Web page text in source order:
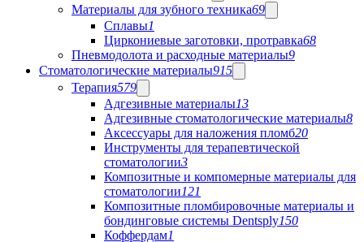
Материалы для зубного техника69
Сплавы1
Циркониевые заготовки, протравка68
Пневмодолота и расходные материалы9
Стоматологические материалы915
Терапия579
Адгезивные материалы13
Адгезивные стоматологические материалы8
Аксессуары для наложения пломб20
Инструменты для терапевтической
стоматологии3
Композитные и компомерные материалы для
стоматологии121
Композитные пломбировочные материалы и
бондинговые системы Dentsply150
Коффердам1